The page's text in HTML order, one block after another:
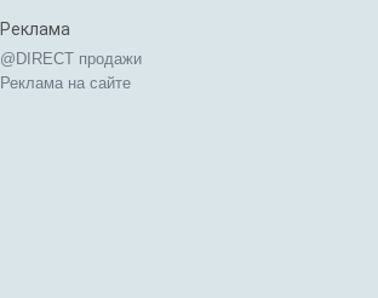
Реклама
@DIRECT продажи
Реклама на сайте